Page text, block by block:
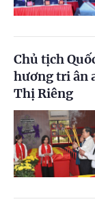
Chủ tịch
hương tri ân
Thị Riêng